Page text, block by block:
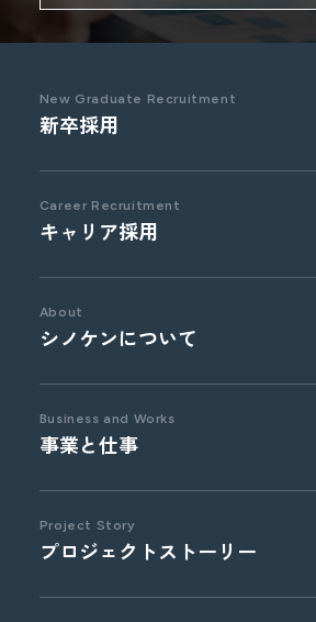
New Graduate Recruitment
新卒採用
2027年卒
採用実績校
Career Recruitment
キャリア採用
About
シノケンについて
文化風土
福利厚生と制度
オフィス紹介
Business and Works
事業と仕事
事業部門
ウェルスクリエイション
ライフソリューション
職種紹介
事務系総合職
Project Story
プロジェクトストーリー